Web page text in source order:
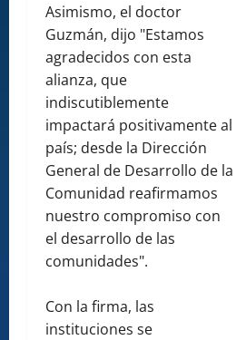
Asimismo, el doctor
Guzmán, dijo "Estamos
agradecidos con esta
alianza, que
indiscutiblemente
impactará positivamente al
país; desde la Dirección
General de Desarrollo de la
Comunidad reafirmamos
nuestro compromiso con
el desarrollo de las
comunidades".
Con la firma, las
instituciones se